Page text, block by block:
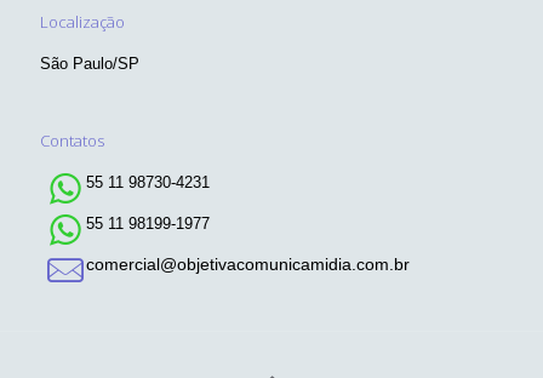
Localização
São Paulo/SP
Contatos
55 11 98730-4231
55 11 98199-1977
comercial@objetivacomunicamidia.com.br